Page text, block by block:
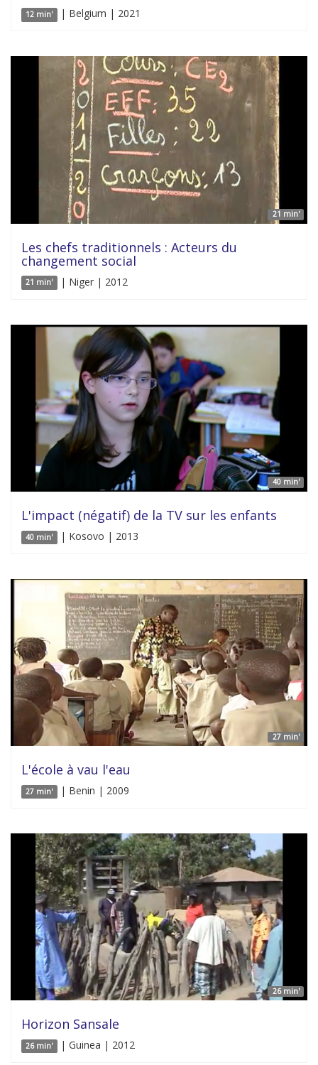
12 min' | Belgium | 2021
21 min'
Les chefs traditionnels : Acteurs du
changement social
21 min' | Niger | 2012
40 min'
L'impact (négatif) de la TV sur les enfants
40 min' | Kosovo | 2013
27 min'
L'école à vau l'eau
27 min' | Benin | 2009
26 min'
Horizon Sansale
26 min' | Guinea | 2012